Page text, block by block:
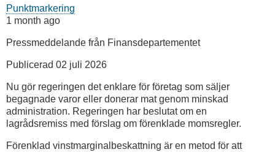
Punktmarkering
1 month ago
Pressmeddelande från Finansdepartementet
Publicerad 02 juli 2026
Nu gör regeringen det enklare för företag som säljer
begagnade varor eller donerar mat genom minskad
administration. Regeringen har beslutat om en
lagrådsremiss med förslag om förenklade momsregler.
Förenklad vinstmarginalbeskattning är en metod för att